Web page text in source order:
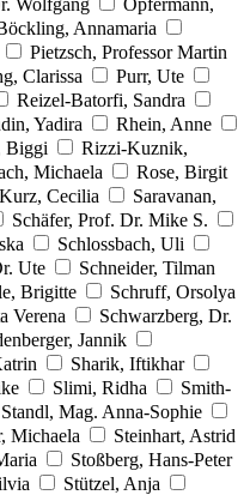
Annamaria
Pietzsch, Professor Martin
Clarissa
Purr, Ute
Reizel-Batorfi, Sandra
Yadira
Rhein, Anne
Biggi
Rizzi-Kuznik,
Michaela
Rose, Birgit
Cecilia
Saravanan,
Schäfer, Prof. Dr. Mike S.
Schlossbach, Uli
Ute
Schneider, Tilman
Brigitte
Schruff, Orsolya
Verena
Schwarzberg, Dr.
Jannik
Sharik, Iftikhar
Slimi, Ridha
Smith-
Standl, Mag. Anna-Sophie
Michaela
Steinhart, Astrid
Stoßberg, Hans-Peter
Stützel, Anja